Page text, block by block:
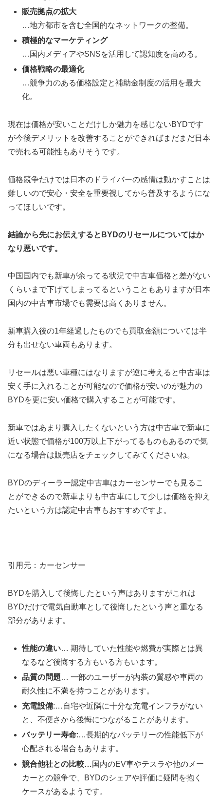
販売拠点の拡大
…地方都市を含む全国的なネットワークの整備。
積極的なマーケティング
…国内メディアやSNSを活用して認知度を高める。
価格戦略の最適化
…競争力のある価格設定と補助金制度の活用を最大
化。
現在は価格が安いことだけしか魅力を感じないBYDです
が今後デメリットを改善することができればまだまだ日本
で売れる可能性もありそうです。
価格競争だけでは日本のドライバーの感情は動かすことは
難しいので安心・安全を重要視してから普及するようにな
ってほしいです。
結論から先にお伝えするとBYDのリセールについてはか
なり悪いです。
中国国内でも新車が余ってる状況で中古車価格と差がない
くらいまで下げてしまってるということもありますが日本
国内の中古車市場でも需要は高くありません。
新車購入後の1年経過したものでも買取金額については半
分も出せない車両もあります。
リセールは悪い車種にはなりますが逆に考えると中古車は
安く手に入れることが可能なので価格が安いのが魅力の
BYDを更に安い価格で購入することが可能です。
新車ではあまり購入したくないという方は中古車で新車に
近い状態で価格が100万以上下がってるものもあるので気
になる場合は販売店をチェックしてみてくださいね。
BYDのディーラー認定中古車はカーセンサーでも見るこ
とができるので新車よりも中古車にして少しは価格を抑え
たいという方は認定中古車もおすすめですよ。
引用元：カーセンサー
BYDを購入して後悔したという声はありますがこれは
BYDだけで電気自動車として後悔したという声と重なる
部分があります。
性能の違い… 期待していた性能や燃費が実際とは異
なるなど後悔する方もいる方もいます。
品質の問題… 一部のユーザーが内装の質感や車両の
耐久性に不満を持つことがあります。
充電設備:…自宅や近隣に十分な充電インフラがない
と、不便さから後悔につながることがあります。
バッテリー寿命:…長期的なバッテリーの性能低下が
心配される場合もあります。
競合他社との比較…国内のEV車やテスラや他のメー
カーとの競争で、BYDのシェアや評価に疑問を抱く
ケースがあるようです。